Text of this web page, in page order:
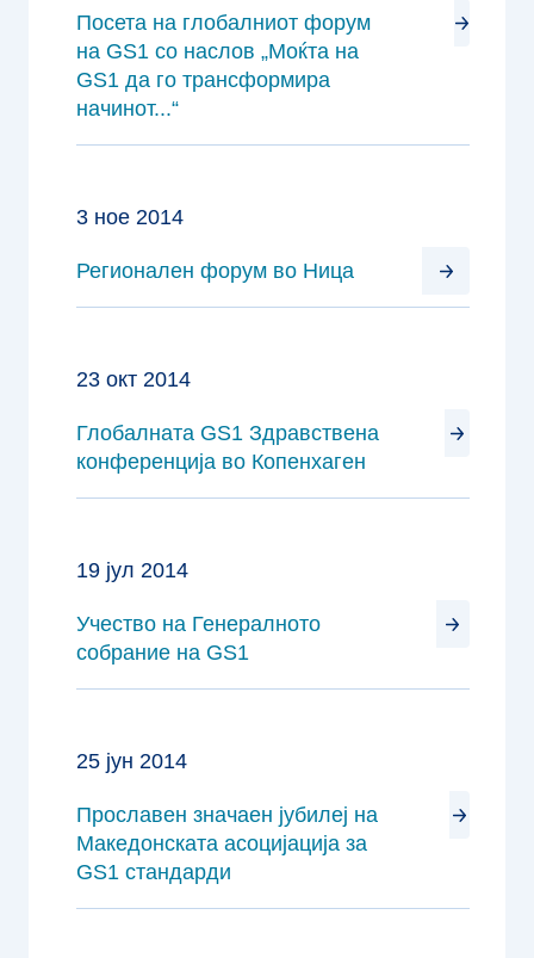
Посета на глобалниот форум
на GS1 со наслов „Моќта на
GS1 да го трансформира
начинот...“
3 ное 2014
Регионален форум во Ница
23 окт 2014
Глобалната GS1 Здравствена
конференција во Копенхаген
19 јул 2014
Учество на Генералното
собрание на GS1
25 јун 2014
Прославен значаен јубилеј на
Македонската асоцијација за
GS1 стандарди